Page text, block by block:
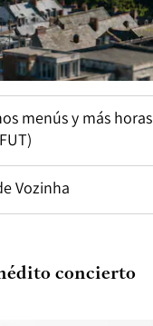
menús y más horas
Vozinha
concierto